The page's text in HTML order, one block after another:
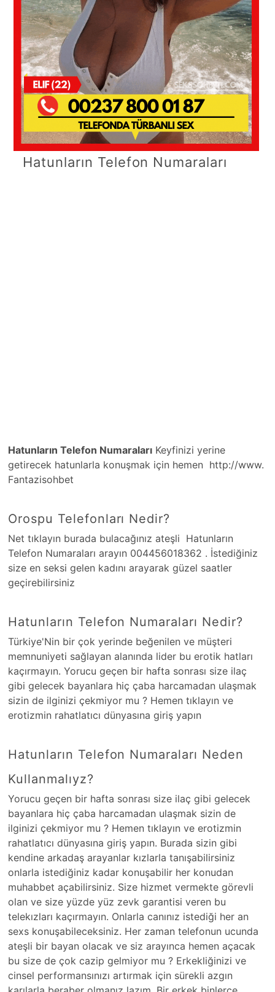
Hatunların Telefon Numaraları
Hatunların Telefon Numaraları Keyfinizi yerine
getirecek hatunlarla konuşmak için hemen http://www.
Fantazisohbet
Orospu Telefonları Nedir?
Net tıklayın burada bulacağınız ateşli Hatunların
Telefon Numaraları arayın 004456018362 . İstediğiniz
size en seksi gelen kadını arayarak güzel saatler
geçirebilirsiniz
Hatunların Telefon Numaraları Nedir?
Türkiye'Nin bir çok yerinde beğenilen ve müşteri
memnuniyeti sağlayan alanında lider bu erotik hatları
kaçırmayın. Yorucu geçen bir hafta sonrası size ilaç
gibi gelecek bayanlara hiç çaba harcamadan ulaşmak
sizin de ilginizi çekmiyor mu ? Hemen tıklayın ve
erotizmin rahatlatıcı dünyasına giriş yapın
Hatunların Telefon Numaraları Neden
Kullanmalıyz?
Yorucu geçen bir hafta sonrası size ilaç gibi gelecek
bayanlara hiç çaba harcamadan ulaşmak sizin de
ilginizi çekmiyor mu ? Hemen tıklayın ve erotizmin
rahatlatıcı dünyasına giriş yapın. Burada sizin gibi
kendine arkadaş arayanlar kızlarla tanışabilirsiniz
onlarla istediğiniz kadar konuşabilir her konudan
muhabbet açabilirsiniz. Size hizmet vermekte görevli
olan ve size yüzde yüz zevk garantisi veren bu
telekızları kaçırmayın. Onlarla canınız istediği her an
sexs konuşabileceksiniz. Her zaman telefonun ucunda
ateşli bir bayan olacak ve siz arayınca hemen açacak
bu size de çok cazip gelmiyor mu ? Erkekliğinizi ve
cinsel performansınızı artırmak için sürekli azgın